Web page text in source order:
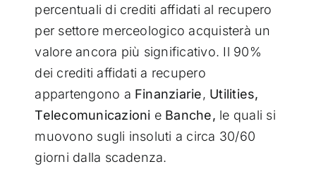
percentuali di crediti affidati al recupero
per settore merceologico acquisterà un
valore ancora più significativo. Il 90%
dei crediti affidati a recupero
appartengono a Finanziarie, Utilities,
Telecomunicazioni e Banche, le quali si
muovono sugli insoluti a circa 30/60
giorni dalla scadenza.